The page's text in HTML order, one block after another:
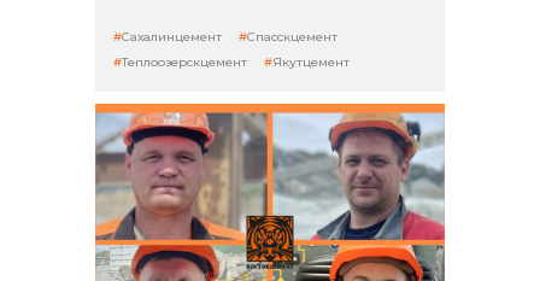
Сахалинцемент
Спасскцемент
Теплоозерскцемент
Якутцемент